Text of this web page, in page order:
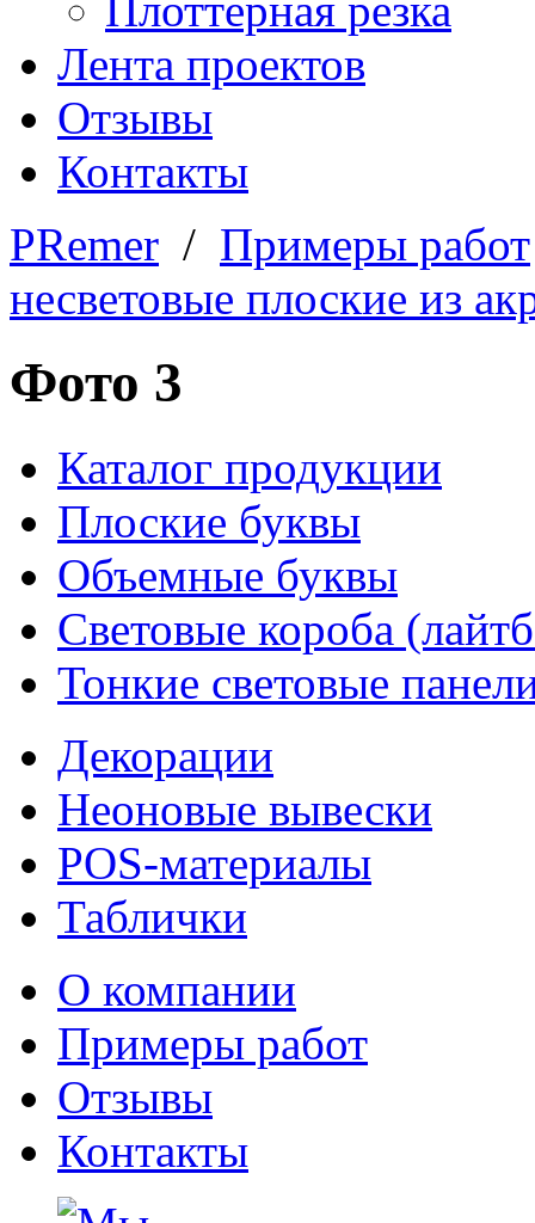
Лента проектов
Отзывы
Контакты
PRemer / Примеры работ
несветовые плоские из
Фото 3
Каталог продукции
Плоские буквы
Объемные буквы
Световые короба
Тонкие световые
Декорации
Неоновые вывески
POS-материалы
Таблички
О компании
Примеры работ
Отзывы
Контакты